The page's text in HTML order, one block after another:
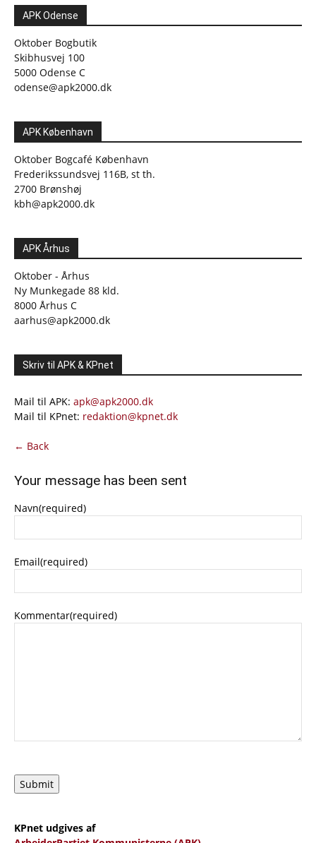
APK Odense
Oktober Bogbutik
Skibhusvej 100
5000 Odense C
odense@apk2000.dk
APK København
Oktober Bogcafé København
Frederikssundsvej 116B, st th.
2700 Brønshøj
kbh@apk2000.dk
APK Århus
Oktober - Århus
Ny Munkegade 88 kld.
8000 Århus C
aarhus@apk2000.dk
Skriv til APK & KPnet
Mail til APK: apk@apk2000.dk
Mail til KPnet: redaktion@kpnet.dk
← Back
Your message has been sent
Navn(required)
Email(required)
Kommentar(required)
Submit
KPnet udgives af